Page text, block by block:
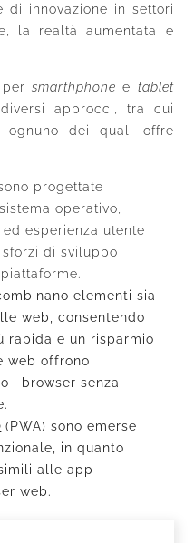
di innovazione in settori
la realtà aumentata e
smarthphone e tablet
approcci, tra cui
, ognuno dei quali offre
progettate
operativo,
esperienza utente
di sviluppo
elementi sia
web, consentendo
rapida e un risparmio
web offrono
i browser senza
(PWA) sono emerse
in quanto
alle app
web.